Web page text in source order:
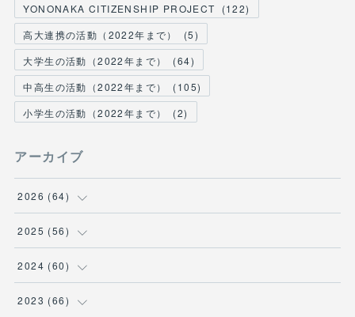
YONONAKA CITIZENSHIP PROJECT
(122)
高大連携の活動（2022年まで）
(5)
大学生の活動（2022年まで）
(64)
中高生の活動（2022年まで）
(105)
小学生の活動（2022年まで）
(2)
アーカイブ
2026 (64)
(2)
(6)
(9)
2025 (56)
(1)
(2)
2024 (60)
(12
2023 (66)